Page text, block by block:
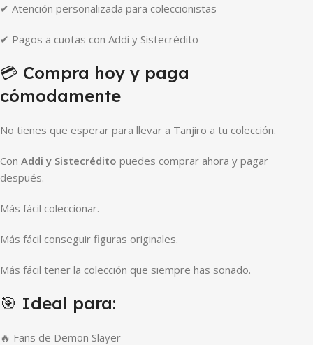
✔ Atención personalizada para coleccionistas
✔ Pagos a cuotas con Addi y Sistecrédito
💳 Compra hoy y paga
cómodamente
No tienes que esperar para llevar a Tanjiro a tu colección.
Con Addi y Sistecrédito puedes comprar ahora y pagar
después.
Más fácil coleccionar.
Más fácil conseguir figuras originales.
Más fácil tener la colección que siempre has soñado.
🎯 Ideal para:
🔥 Fans de Demon Slayer